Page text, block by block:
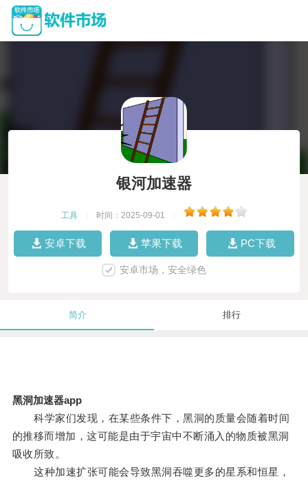
银河加速器
工具 时间：2025-09-01
安卓下载 苹果下载 PC下载
安卓市场，安全绿色
简介 排行
黑洞加速器app
科学家们发现，在某些条件下，黑洞的质量会随着时间
的推移而增加，这可能是由于宇宙中不断涌入的物质被黑洞
吸收所致。
这种加速扩张可能会导致黑洞吞噬更多的星系和恒星，